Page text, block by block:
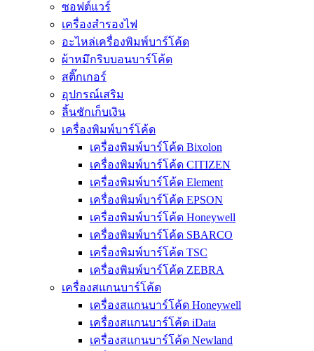
ซอฟต์แวร์
เครื่องสำรองไฟ
อะไหล่เครื่องพิมพ์บาร์โค้ด
ผ้าหมึกริบบอนบาร์โค้ด
สติ๊กเกอร์
อุปกรณ์เสริม
ลิ้นชักเก็บเงิน
เครื่องพิมพ์บาร์โค้ด
เครื่องพิมพ์บาร์โค้ด Bixolon
เครื่องพิมพ์บาร์โค้ด CITIZEN
เครื่องพิมพ์บาร์โค้ด Element
เครื่องพิมพ์บาร์โค้ด EPSON
เครื่องพิมพ์บาร์โค้ด Honeywell
เครื่องพิมพ์บาร์โค้ด SBARCO
เครื่องพิมพ์บาร์โค้ด TSC
เครื่องพิมพ์บาร์โค้ด ZEBRA
เครื่องสแกนบาร์โค้ด
เครื่องสแกนบาร์โค้ด Honeywell
เครื่องสแกนบาร์โค้ด iData
เครื่องสแกนบาร์โค้ด Newland